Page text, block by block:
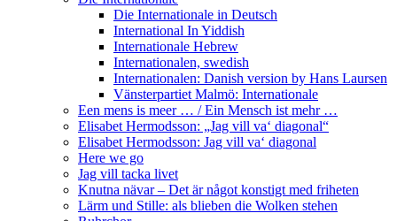
Die Internationale in Deutsch
International In Yiddish
Internationale Hebrew
Internationalen, swedish
Internationalen: Danish version by Hans Laursen
Vänsterpartiet Malmö: Internationale
Een mens is meer … / Ein Mensch ist mehr …
Elisabet Hermodsson: „Jag vill va‘ diagonal“
Elisabet Hermodsson: Jag vill va‘ diagonal
Here we go
Jag vill tacka livet
Knutna nävar – Det är något konstigt med friheten
Lärm und Stille: als blieben die Wolken stehen